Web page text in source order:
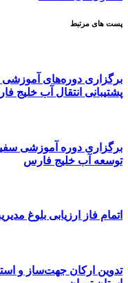
پست های مرتبط
برگزاری دوره‌های
پشتیبانی انتقال آب خلیج
برگزاری دوره آموزشی
توسعه آب خلیج فارس
اتمام فاز ارزیابی بلوغ
تدوین ارکان جهت‌ساز و